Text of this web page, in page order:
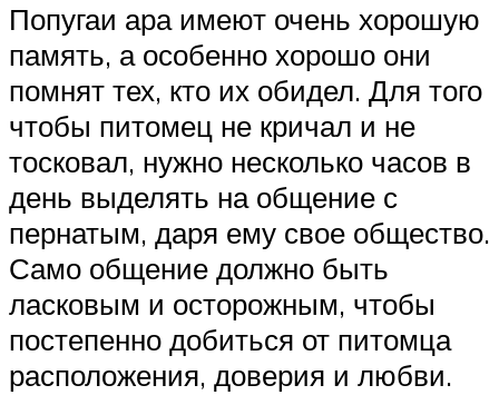
Попугаи ара имеют очень хорошую
память, а особенно хорошо они
помнят тех, кто их обидел. Для того
чтобы питомец не кричал и не
тосковал, нужно несколько часов в
день выделять на общение с
пернатым, даря ему свое общество.
Само общение должно быть
ласковым и осторожным, чтобы
постепенно добиться от питомца
расположения, доверия и любви.